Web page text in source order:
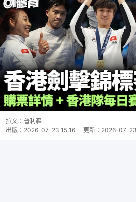
撰文： 普利森
出版： 2026-07-23 15:16 更新： 2026-07-23